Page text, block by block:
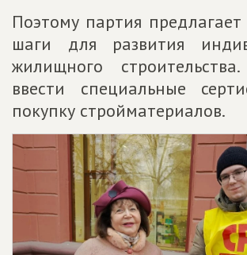
Поэтому партия
шаги для развития
жилищного
ввести специальные
покупку стройматериалов.